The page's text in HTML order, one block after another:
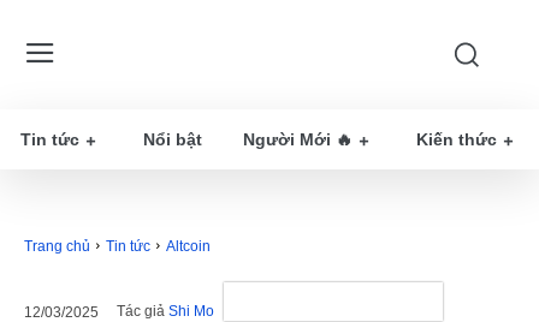
Tin tức Nổi bật Người Mới 🔥 Kiến thức
Trang chủ Tin tức Altcoin
12/03/2025 Tác giả Shi Mo